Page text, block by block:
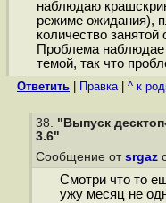
наблюдаю
режиме ожидания),
количество занятой
Проблема
темой, так что
Ответить Правка| ^ к
38. "Выпуск
3.6"
Сообщение от srgaz
Смотри что то
ужу месяц не